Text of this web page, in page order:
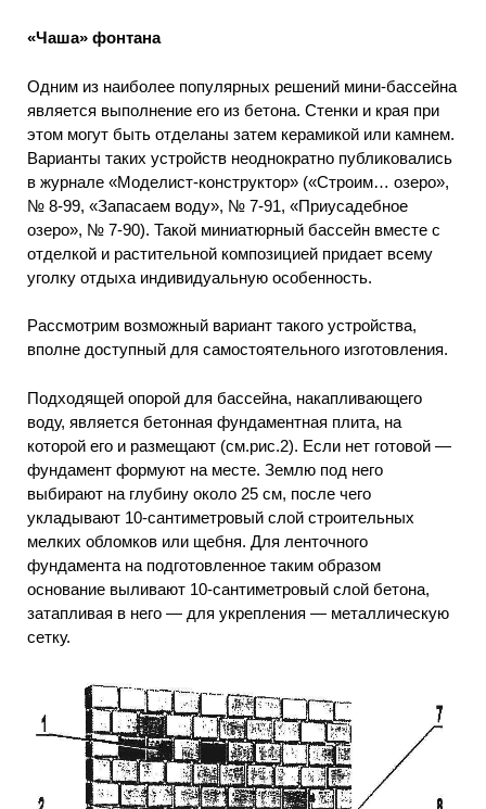
«Чаша» фонтана
Одним из наиболее популярных решений мини-бассейна
является выполнение его из бетона. Стенки и края при
этом могут быть отделаны затем керамикой или камнем.
Варианты таких устройств неоднократно публиковались
в журнале «Моделист-конструктор» («Строим… озеро»,
№ 8-99, «Запасаем воду», № 7-91, «Приусадебное
озеро», № 7-90). Такой миниатюрный бассейн вместе с
отделкой и растительной композицией придает всему
уголку отдыха индивидуальную особенность.
Рассмотрим возможный вариант такого устройства,
вполне доступный для самостоятельного изготовления.
Подходящей опорой для бассейна, накапливающего
воду, является бетонная фундаментная плита, на
которой его и размещают (см.рис.2). Если нет готовой —
фундамент формуют на месте. Землю под него
выбирают на глубину около 25 см, после чего
укладывают 10-сантиметровый слой строительных
мелких обломков или щебня. Для ленточного
фундамента на подготовленное таким образом
основание выливают 10-сантиметровый слой бетона,
затапливая в него — для укрепления — металлическую
сетку.